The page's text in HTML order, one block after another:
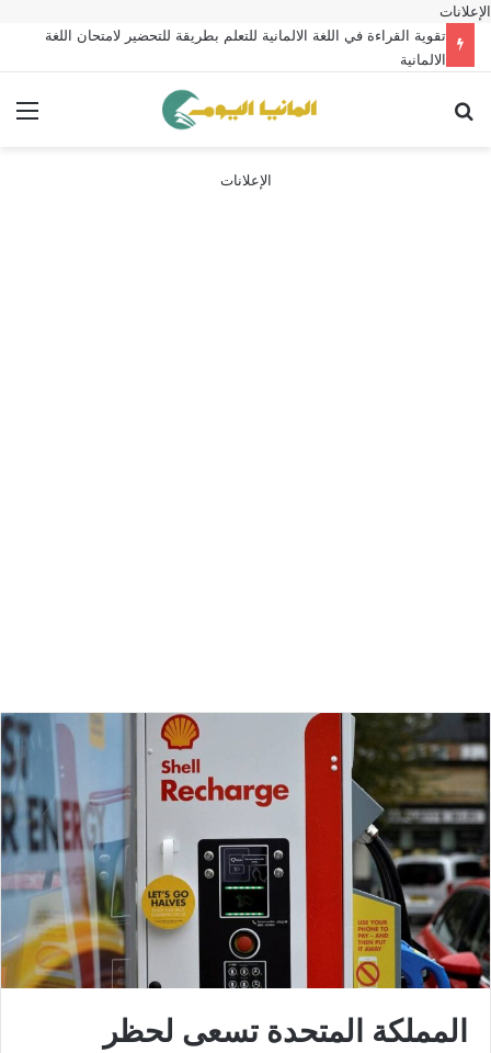
الإعلانات
تقوية القراءة في اللغة الالمانية للتعلم بطريقة للتحضير لامتحان اللغة
الالمانية
الإعلانات
المملكة المتحدة تسعى لحظر